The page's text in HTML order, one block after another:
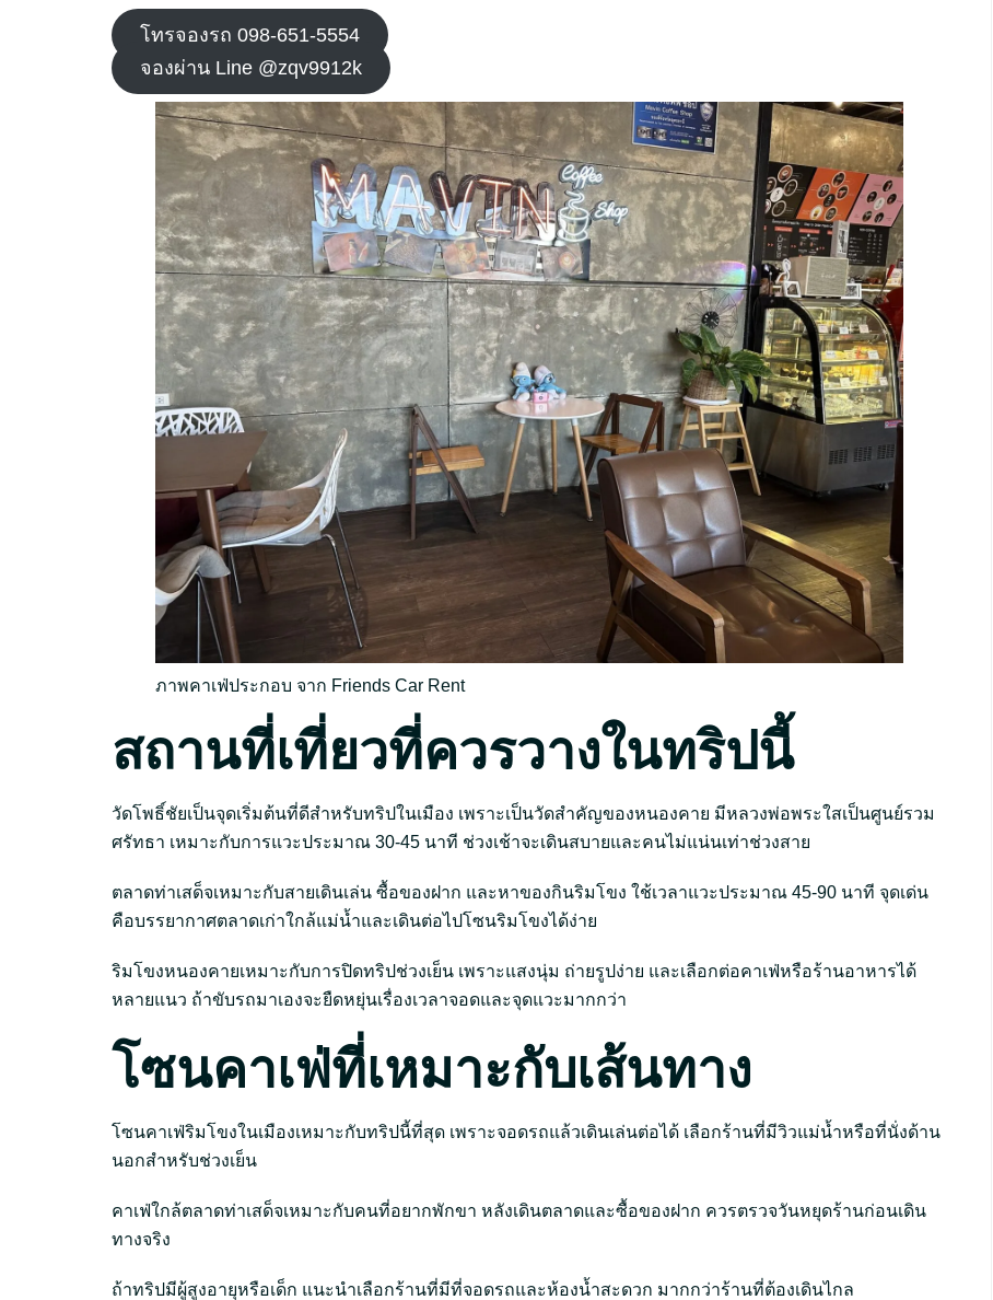
โทรจองรถ 098-651-5554
จองผ่าน Line @zqv9912k
ภาพคาเฟ่ประกอบ จาก Friends Car Rent
สถานที่เที่ยวที่ควรวางในทริปนี้
วัดโพธิ์ชัยเป็นจุดเริ่มต้นที่ดีสำหรับทริปในเมือง เพราะเป็นวัดสำคัญของหนองคาย มีหลวงพ่อพระใสเป็นศูนย์รวม
ศรัทธา เหมาะกับการแวะประมาณ 30-45 นาที ช่วงเช้าจะเดินสบายและคนไม่แน่นเท่าช่วงสาย
ตลาดท่าเสด็จเหมาะกับสายเดินเล่น ซื้อของฝาก และหาของกินริมโขง ใช้เวลาแวะประมาณ 45-90 นาที จุดเด่น
คือบรรยากาศตลาดเก่าใกล้แม่น้ำและเดินต่อไปโซนริมโขงได้ง่าย
ริมโขงหนองคายเหมาะกับการปิดทริปช่วงเย็น เพราะแสงนุ่ม ถ่ายรูปง่าย และเลือกต่อคาเฟ่หรือร้านอาหารได้
หลายแนว ถ้าขับรถมาเองจะยืดหยุ่นเรื่องเวลาจอดและจุดแวะมากกว่า
โซนคาเฟ่ที่เหมาะกับเส้นทาง
โซนคาเฟ่ริมโขงในเมืองเหมาะกับทริปนี้ที่สุด เพราะจอดรถแล้วเดินเล่นต่อได้ เลือกร้านที่มีวิวแม่น้ำหรือที่นั่งด้าน
นอกสำหรับช่วงเย็น
คาเฟ่ใกล้ตลาดท่าเสด็จเหมาะกับคนที่อยากพักขา หลังเดินตลาดและซื้อของฝาก ควรตรวจวันหยุดร้านก่อนเดิน
ทางจริง
ถ้าทริปมีผู้สูงอายุหรือเด็ก แนะนำเลือกร้านที่มีที่จอดรถและห้องน้ำสะดวก มากกว่าร้านที่ต้องเดินไกล